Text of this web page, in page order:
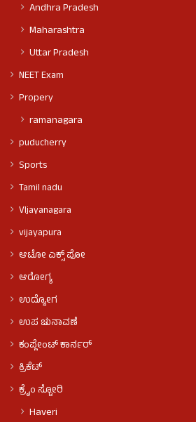
Andhra Pradesh
Maharashtra
Uttar Pradesh
NEET Exam
Propery
ramanagara
puducherry
Sports
Tamil nadu
VIjayanagara
vijayapura
ಆಟೋ ಎಕ್ಸ್ ಪೋ
ಆರೋಗ್ಯ
ಉದ್ಯೋಗ
ಉಪ ಚುನಾವಣೆ
ಕಂಪ್ಲೇಂಟ್ ಕಾರ್ನರ್
ಕ್ರಿಕೆಟ್
ಕ್ರೈಂ ಸ್ಟೋರಿ
Haveri